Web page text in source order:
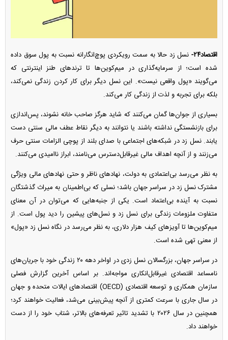
اقتصاد۲۴-
نسل زد حالا به سمت رویکردی پوچ‌انگارانه نسبت به پول سوق داده
شده است؛ از سرمایه‌گذاری در میم‌کوین‌ها تا ترند‌های طنز اینترنتی که
می‌گویند «پول واقعی نیست». این نسل دیگر برای کار کردن زندگی نمی‌کند،
بلکه برای تجربه و لذت از زندگی کار می‌کند.
بسیاری از جوان‌ها گمان می‌کنند که شاید هرگز صاحب خانه نشوند، پس‌اندازی
برای بازنشستگی نداشته باشند یا نتوانند به دیگر نقاط عطف مالی سنتی دست
یابند. نسل زد در شبکه‌های اجتماعی با صدای بلند از پوچی الزامات سنتی حرف
می‌زنند و از آنچه اهداف مالی غیرقابل‌دسترس می‌نامند، ابراز ناامیدی می‌کنند.
به نظر می‌رسد بی‌اعتمادی به دولت، نهاد‌های ناظر و حتی نهاد‌های مالی ویژگی
مشترک نسل زد در سراسر جهان باشد؛ نسلی که بی‌اطمینان به میراث گذشتگان
نسبت به آینده بی‌اعتماد است. یکی از جنبه‌هایی که می‌توان در آن معنای
متفاوت ملزومات زندگی برای نسل زد و نسل‌های پیشین را دید پول است. از
میم‌کوین‌ها تا آویز‌های کیف هزار دلاری، به نظر می‌رسد در نگاه نسل زد «پول»
از معنی تهی شده است.
در سراسر جهان، بزرگسالان نسل زدی در اواخر دهه ۲۰ زندگی خود با جریان‌های
نامساعد اقتصادی غیرقابل‌انکاری مواجه‌اند. بر اساس آخرین گزارش فصلی
سازمان همکاری و توسعه اقتصادی (OECD) اقتصاد‌های ایالات متحده و جهان
در سال جاری با سرعت کمتری از آنچه پیش‌بینی می‌شد، فعالیت خواهند کرد؛
همچنین در سال ۲۰۲۶ با تشدید تاثیر تعرفه‌های بالاتر، شتاب خود را از دست
خواهند داد.